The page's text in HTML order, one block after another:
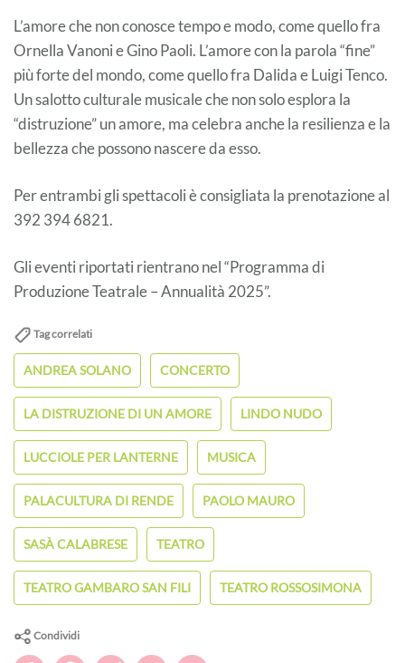
L’amore che non conosce tempo e modo, come quello fra
Ornella Vanoni e Gino Paoli. L’amore con la parola “fine”
più forte del mondo, come quello fra Dalida e Luigi Tenco.
Un salotto culturale musicale che non solo esplora la
“distruzione” un amore, ma celebra anche la resilienza e la
bellezza che possono nascere da esso.
Per entrambi gli spettacoli è consigliata la prenotazione al
392 394 6821.
Gli eventi riportati rientrano nel “Programma di
Produzione Teatrale – Annualità 2025”.
Tag correlati
ANDREA SOLANO CONCERTO
LA DISTRUZIONE DI UN AMORE LINDO NUDO
LUCCIOLE PER LANTERNE MUSICA
PALACULTURA DI RENDE PAOLO MAURO
SASÀ CALABRESE TEATRO
TEATRO GAMBARO SAN FILI TEATRO ROSSOSIMONA
Condividi